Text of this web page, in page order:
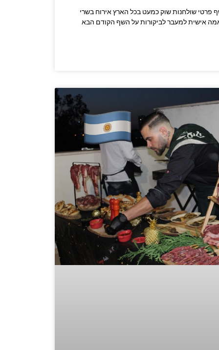
לשף: 053-3524347 שף פרטי שולחנות שוק כמעט בכל הארץ אירוח בשרי
אישית למעבר לביקורות על השף הקודם הבא